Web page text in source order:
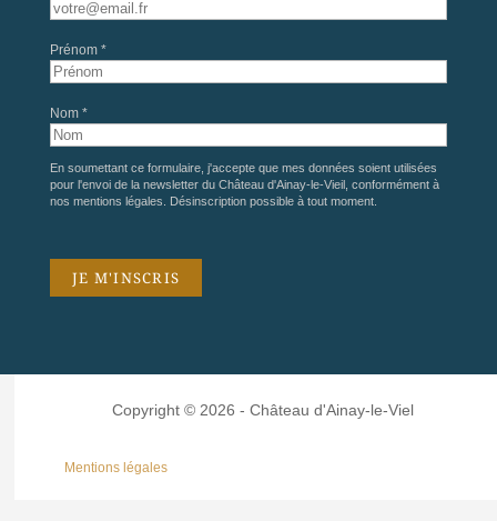
Prénom *
Nom *
En soumettant ce formulaire, j'accepte que mes données soient utilisées
pour l'envoi de la newsletter du Château d'Ainay-le-Vieil, conformément à
nos mentions légales . Désinscription possible à tout moment.
Copyright © 2026 - Château d'Ainay-le-Viel
Mentions légales